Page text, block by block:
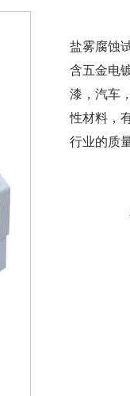
盐雾腐蚀
含五金电
漆，汽车
性材料，
行业的质